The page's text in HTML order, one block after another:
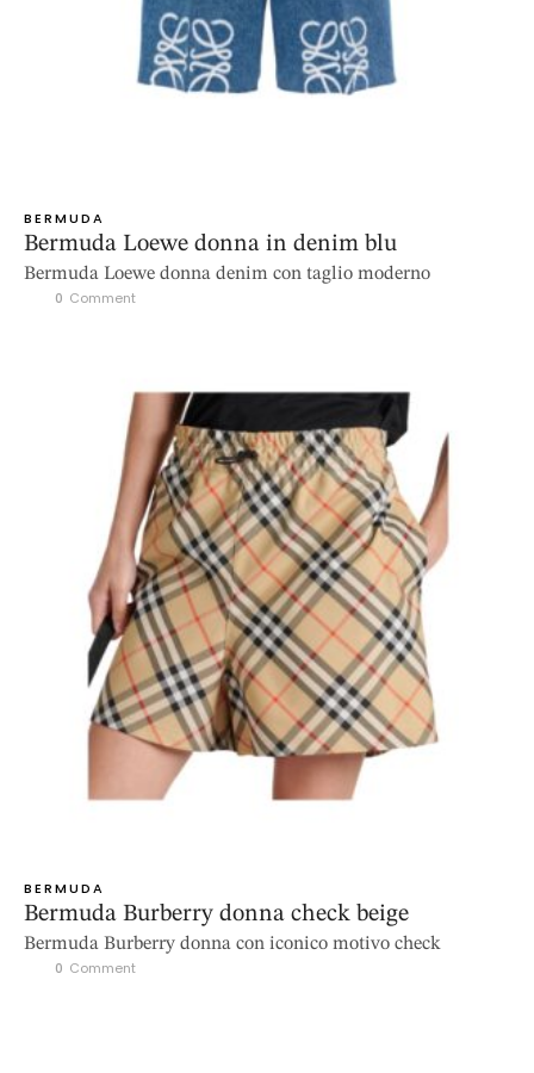
BERMUDA
Bermuda Loewe donna in denim blu
Bermuda Loewe donna denim con taglio moderno
0 Comment
BERMUDA
Bermuda Burberry donna check beige
Bermuda Burberry donna con iconico motivo check
0 Comment